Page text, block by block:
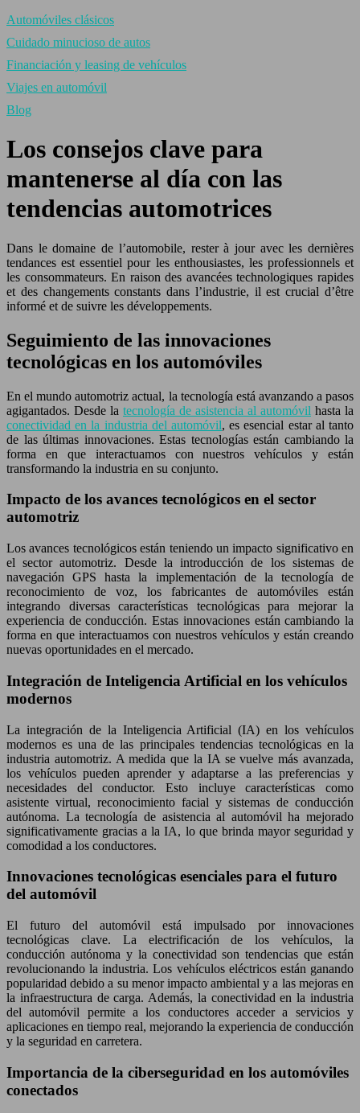
Automóviles clásicos
Cuidado minucioso de autos
Financiación y leasing de vehículos
Viajes en automóvil
Blog
Los consejos clave para
mantenerse al día con las
tendencias automotrices
Dans le domaine de l’automobile, rester à jour avec les dernières
tendances est essentiel pour les enthousiastes, les professionnels et
les consommateurs. En raison des avancées technologiques rapides
et des changements constants dans l’industrie, il est crucial d’être
informé et de suivre les développements.
Seguimiento de las innovaciones
tecnológicas en los automóviles
En el mundo automotriz actual, la tecnología está avanzando a pasos
agigantados. Desde la tecnología de asistencia al automóvil hasta la
conectividad en la industria del automóvil, es esencial estar al tanto
de las últimas innovaciones. Estas tecnologías están cambiando la
forma en que interactuamos con nuestros vehículos y están
transformando la industria en su conjunto.
Impacto de los avances tecnológicos en el sector
automotriz
Los avances tecnológicos están teniendo un impacto significativo en
el sector automotriz. Desde la introducción de los sistemas de
navegación GPS hasta la implementación de la tecnología de
reconocimiento de voz, los fabricantes de automóviles están
integrando diversas características tecnológicas para mejorar la
experiencia de conducción. Estas innovaciones están cambiando la
forma en que interactuamos con nuestros vehículos y están creando
nuevas oportunidades en el mercado.
Integración de Inteligencia Artificial en los vehículos
modernos
La integración de la Inteligencia Artificial (IA) en los vehículos
modernos es una de las principales tendencias tecnológicas en la
industria automotriz. A medida que la IA se vuelve más avanzada,
los vehículos pueden aprender y adaptarse a las preferencias y
necesidades del conductor. Esto incluye características como
asistente virtual, reconocimiento facial y sistemas de conducción
autónoma. La tecnología de asistencia al automóvil ha mejorado
significativamente gracias a la IA, lo que brinda mayor seguridad y
comodidad a los conductores.
Innovaciones tecnológicas esenciales para el futuro
del automóvil
El futuro del automóvil está impulsado por innovaciones
tecnológicas clave. La electrificación de los vehículos, la
conducción autónoma y la conectividad son tendencias que están
revolucionando la industria. Los vehículos eléctricos están ganando
popularidad debido a su menor impacto ambiental y a las mejoras en
la infraestructura de carga. Además, la conectividad en la industria
del automóvil permite a los conductores acceder a servicios y
aplicaciones en tiempo real, mejorando la experiencia de conducción
y la seguridad en carretera.
Importancia de la ciberseguridad en los automóviles
conectados